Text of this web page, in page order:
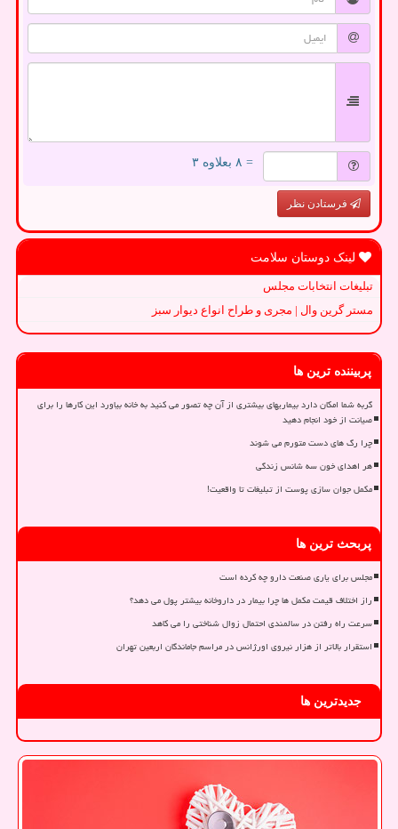
= ۸ بعلاوه ۳
فرستادن نظر
لینک دوستان سلامت
تبلیغات انتخابات مجلس
مستر گرین وال | مجری و طراح انواع دیوار سبز
پربیننده ترین ها
گربه شما امکان دارد بیماریهای بیشتری از آن چه تصور می کنید به خانه بیاورد این کارها را برای
صیانت از خود انجام دهید
چرا رگ های دست متورم می شوند
هر اهدای خون سه شانس زندگی
مکمل جوان سازی پوست از تبلیغات تا واقعیت!
پربحث ترین ها
مجلس برای یاری صنعت دارو چه کرده است
راز اختلاف قیمت مکمل ها چرا بیمار در داروخانه بیشتر پول می دهد؟
سرعت راه رفتن در سالمندی احتمال زوال شناختی را می کاهد
استقرار بالاتر از هزار نیروی اورژانس در مراسم جاماندگان اربعین تهران
جدیدترین ها